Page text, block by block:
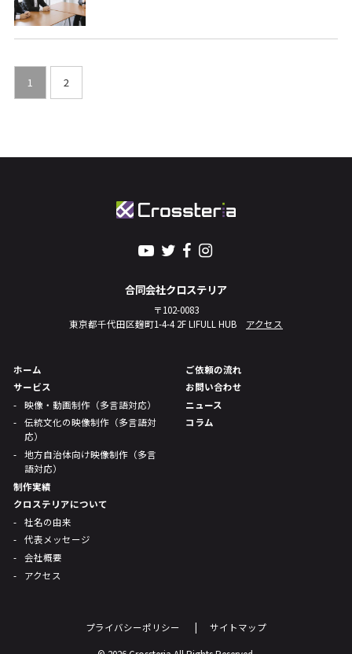
1 2
合同会社クロステリア
〒102-0083
東京都千代田区麹町1-4-4 2F LIFULL HUB アクセス
ホーム
サービス
映像・動画制作（多言語対応）
伝統文化の映像制作（多言語対
応）
地方自治体向け映像制作（多言
語対応）
制作実績
クロステリアについて
社名の由来
代表メッセージ
会社概要
アクセス
ご依頼の流れ
お問い合わせ
ニュース
コラム
プライバシーポリシー サイトマップ